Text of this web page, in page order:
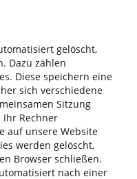
gelöscht,
Dazu zählen
Diese speichern eine
sich verschiedene
Sitzung
Rechner
auf unsere Website
werden gelöscht,
Browser schließen.
nach einer